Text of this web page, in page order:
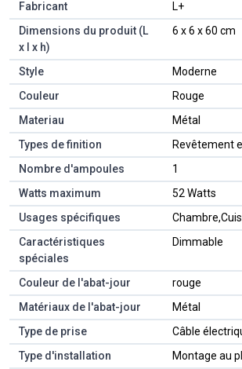
Fabricant
‎L+
Dimensions du produit (L
x l x h)
‎6 x 6 x 60 cm
Style
‎Moderne
Couleur
‎Rouge
Materiau
‎Métal
Types de finition
‎Revêtement
Nombre d'ampoules
‎1
Watts maximum
‎52 Watts
Usages spécifiques
Caractéristiques
spéciales
‎Dimmable
Couleur de l'abat-jour
‎rouge
Matériaux de l'abat-jour
‎Métal
Type de prise
‎Câble
Type d'installation
‎Montage au